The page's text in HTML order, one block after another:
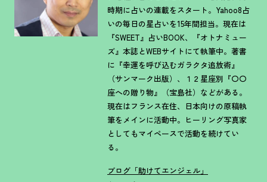
時期に占いの連載をスタート。Yahoo8占
いの毎日の星占いを15年間担当。現在は
『SWEET』占いBOOK、『オトナミュー
ズ』本誌とWEBサイトにて執筆中。著書
に『幸運を呼び込むガラクタ追放術』
（サンマーク出版）、１２星座別『〇〇
座への贈り物』（宝島社）などがある。
現在はフランス在住、日本向けの原稿執
筆をメインに活動中。ヒーリング写真家
としてもマイペースで活動を続けてい
る。
ブログ「助けてエンジェル」